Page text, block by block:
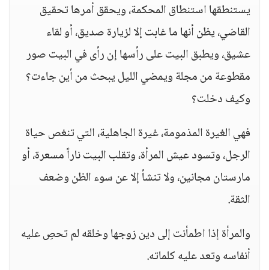
يستنطقها استنطاق المحكمة، ويحقق أمرها تحقيق
القاضي، يظن أنها ما غابت إلا لزيارة صديق، أو لقاء
عشيق، ويطبق البيت على رأسها إن رأى في البيت صور
مقطوعة من مجلة ويمضي الليل يبحث من أين جاءت؟
وكيف دخلت؟
فهي الغيرة المذمومة، غيرة الجاهلية، التي تنغص حياة
الرجل، وتسود عيش المرأة، وتقلب البيت ناراً مسعرة، أو
مارستان مجانين، ولا تنشأ إلا عن سوء الظن وضعف
الثقة.
والمرأة إذا اطمأنت إلى دين زوجها وخلقه لم تحصِ عليه
أنفاسه وتعد عليه كلماته.